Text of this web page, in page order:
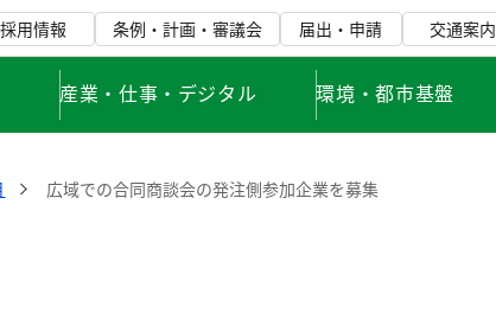
採用情報 条例・計画・審議会 届出・申請 交通案内
産業・仕事・デジタル 環境・都市基盤
広域での合同商談会の発注側参加企業を募集